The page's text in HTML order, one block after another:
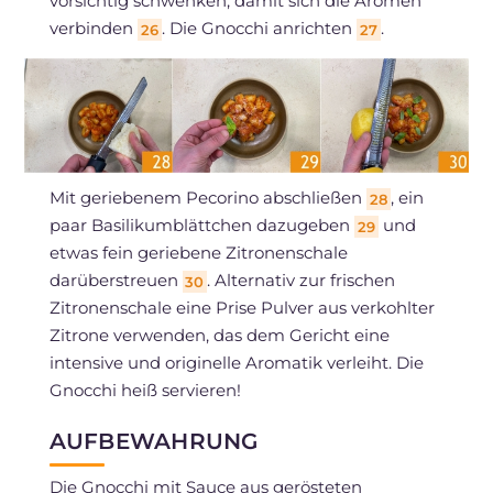
verbinden 26 . Die Gnocchi anrichten 27 .
Mit geriebenem Pecorino abschließen 28 , ein
paar Basilikumblättchen dazugeben 29 und
etwas fein geriebene Zitronenschale
darüberstreuen 30 . Alternativ zur frischen
Zitronenschale eine Prise Pulver aus verkohlter
Zitrone verwenden, das dem Gericht eine
intensive und originelle Aromatik verleiht. Die
Gnocchi heiß servieren!
AUFBEWAHRUNG
Die Gnocchi mit Sauce aus gerösteten